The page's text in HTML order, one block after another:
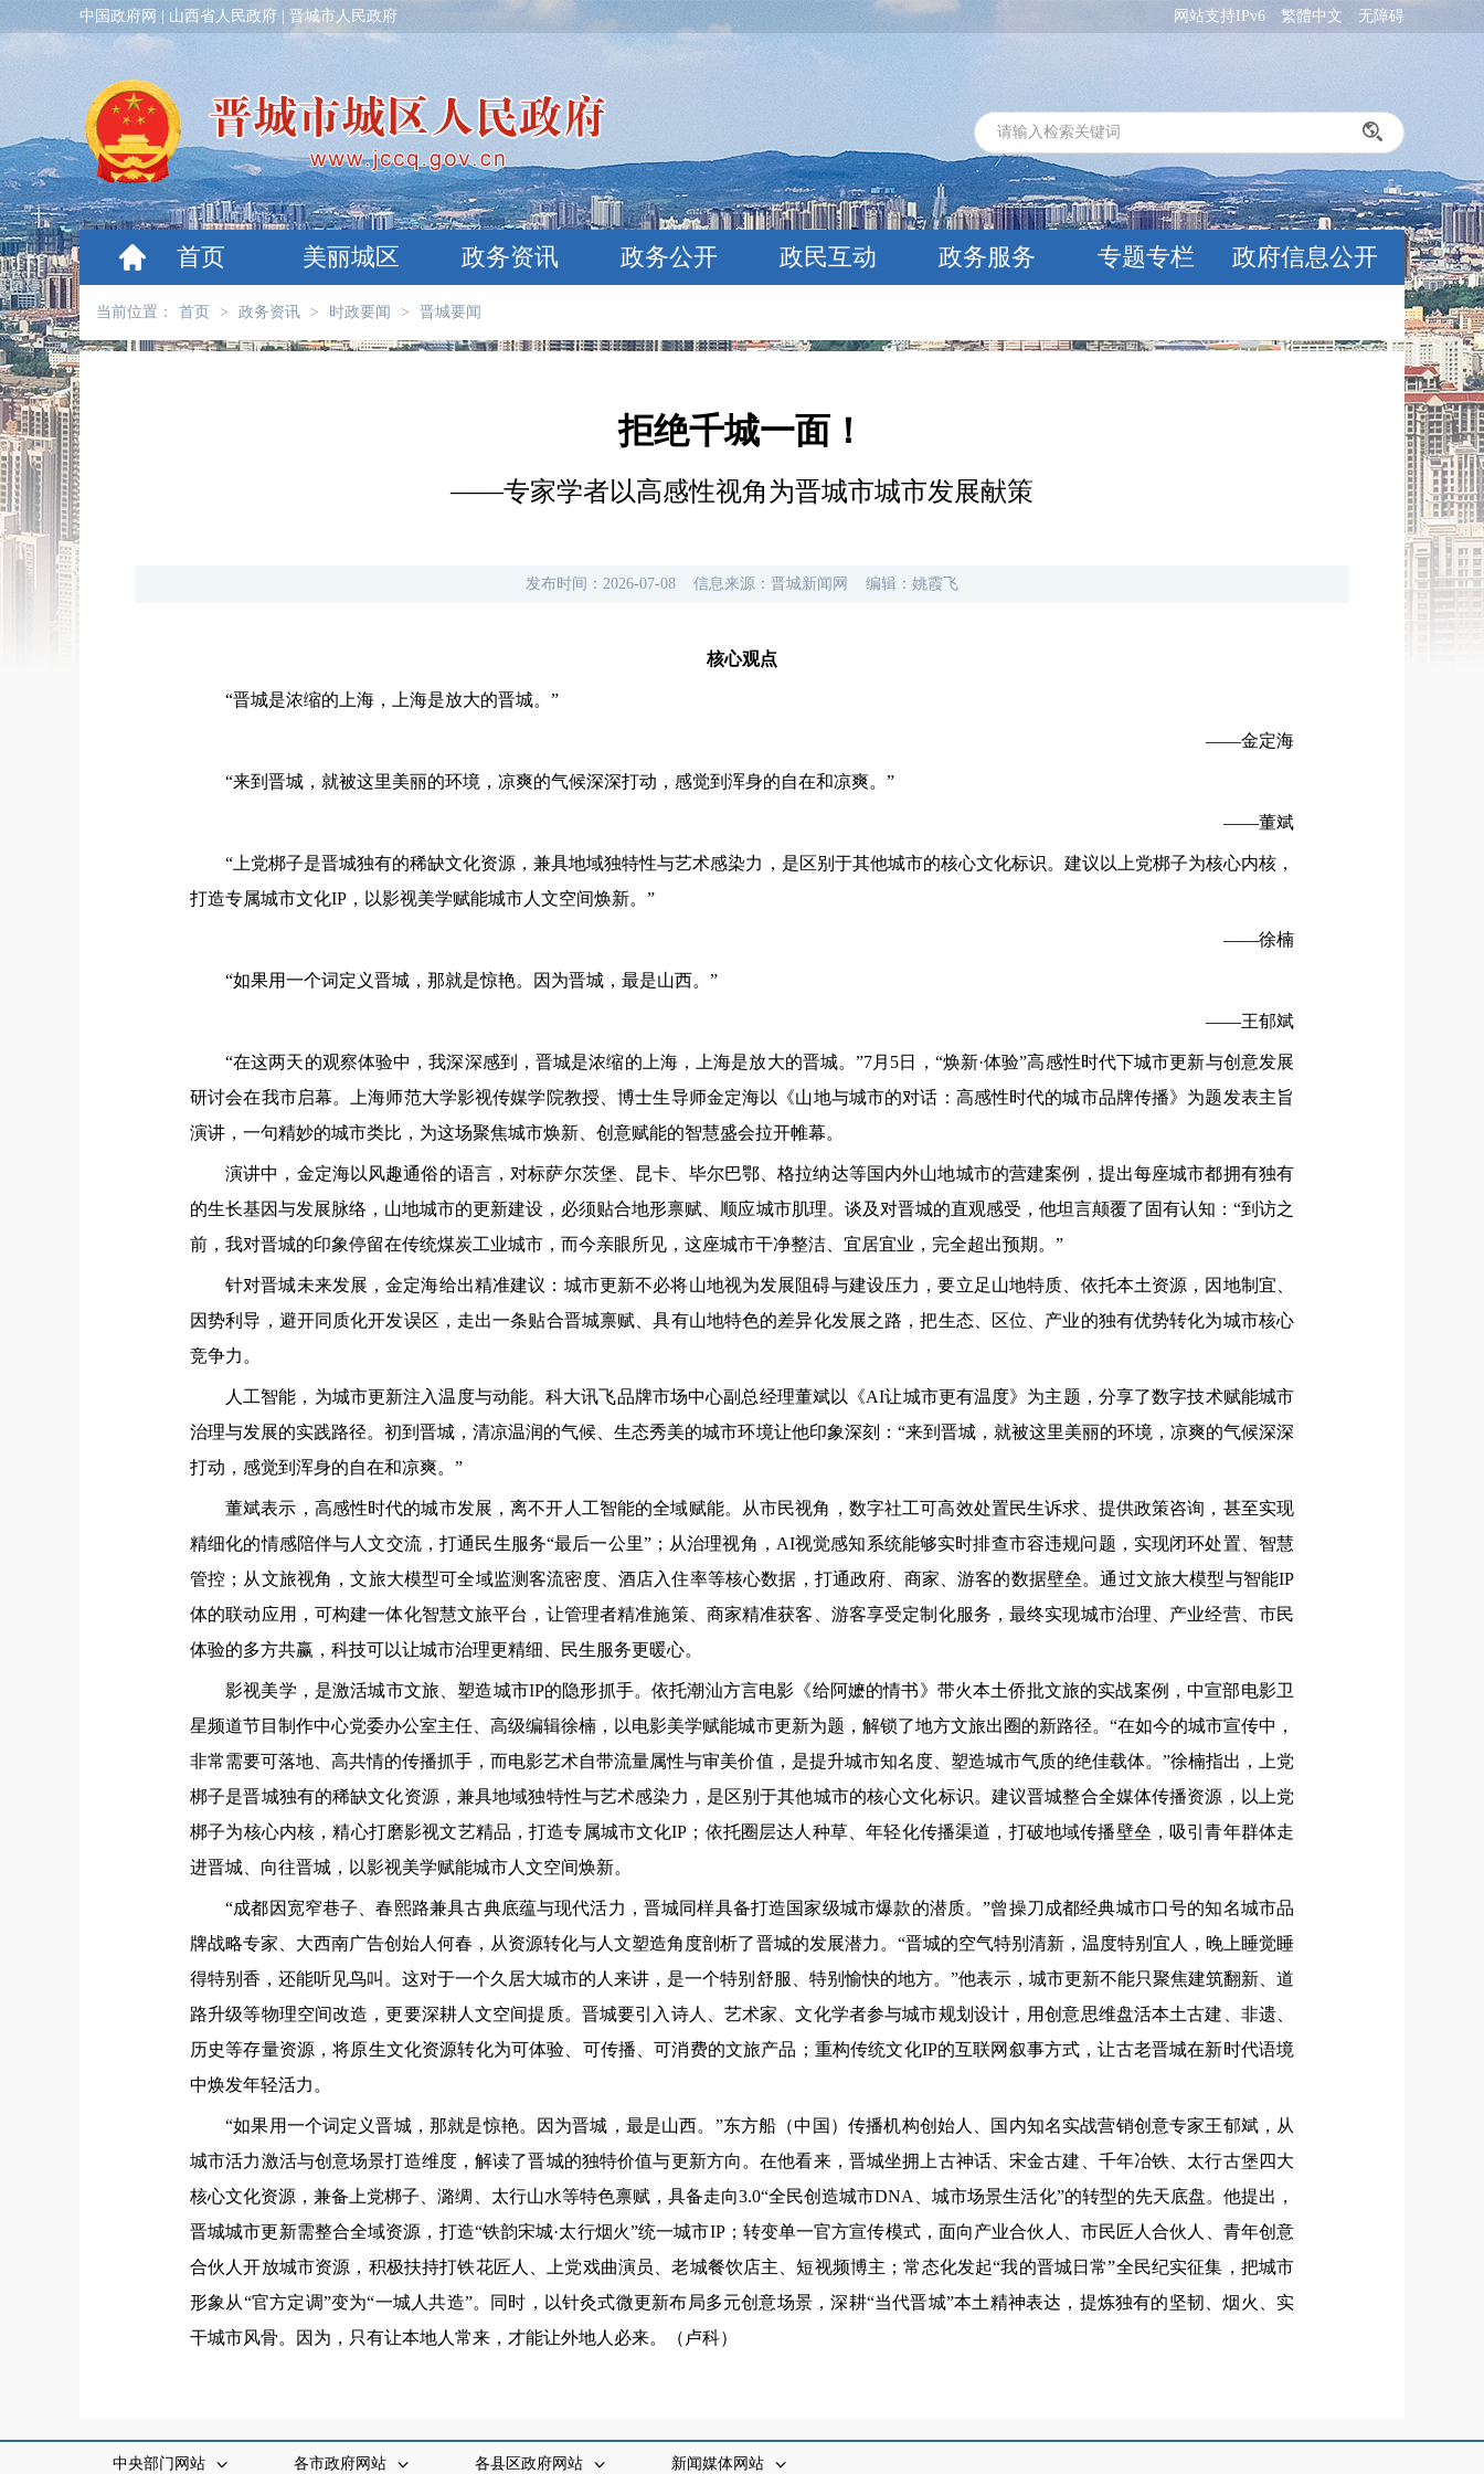
中国政府网 山西省人民政府 晋城市人民政府 网站支持IPv6 繁體中文 无障碍
首页 美丽城区 政务资讯 政务公开 政民互动 政务服务 专题专栏 政府信息公开
当前位置： 首页 > 政务资讯 > 时政要闻 > 晋城要闻
拒绝千城一面！
​——专家学者以高感性视角为晋城市城市发展献策
发布时间： 2026-07-08 信息来源： 晋城新闻网 编辑： 姚霞飞
核心观点
“晋城是浓缩的上海，上海是放大的晋城。”
——金定海
“来到晋城，就被这里美丽的环境，凉爽的气候深深打动，感觉到浑身的自在和凉爽。”
——董斌
“上党梆子是晋城独有的稀缺文化资源，兼具地域独特性与艺术感染力，是区别于其他城市的核心文化标识。建议以上党梆子为核心内核，
打造专属城市文化IP，以影视美学赋能城市人文空间焕新。”
——徐楠
“如果用一个词定义晋城，那就是惊艳。因为晋城，最是山西。”
——王郁斌
“在这两天的观察体验中，我深深感到，晋城是浓缩的上海，上海是放大的晋城。”7月5日，“焕新·体验”高感性时代下城市更新与创意发展
研讨会在我市启幕。上海师范大学影视传媒学院教授、博士生导师金定海以《山地与城市的对话：高感性时代的城市品牌传播》为题发表主旨
演讲，一句精妙的城市类比，为这场聚焦城市焕新、创意赋能的智慧盛会拉开帷幕。
演讲中，金定海以风趣通俗的语言，对标萨尔茨堡、昆卡、毕尔巴鄂、格拉纳达等国内外山地城市的营建案例，提出每座城市都拥有独有
的生长基因与发展脉络，山地城市的更新建设，必须贴合地形禀赋、顺应城市肌理。谈及对晋城的直观感受，他坦言颠覆了固有认知：“到访之
前，我对晋城的印象停留在传统煤炭工业城市，而今亲眼所见，这座城市干净整洁、宜居宜业，完全超出预期。”
针对晋城未来发展，金定海给出精准建议：城市更新不必将山地视为发展阻碍与建设压力，要立足山地特质、依托本土资源，因地制宜、
因势利导，避开同质化开发误区，走出一条贴合晋城禀赋、具有山地特色的差异化发展之路，把生态、区位、产业的独有优势转化为城市核心
竞争力。
人工智能，为城市更新注入温度与动能。科大讯飞品牌市场中心副总经理董斌以《AI让城市更有温度》为主题，分享了数字技术赋能城市
治理与发展的实践路径。初到晋城，清凉温润的气候、生态秀美的城市环境让他印象深刻：“来到晋城，就被这里美丽的环境，凉爽的气候深深
打动，感觉到浑身的自在和凉爽。”
董斌表示，高感性时代的城市发展，离不开人工智能的全域赋能。从市民视角，数字社工可高效处置民生诉求、提供政策咨询，甚至实现
精细化的情感陪伴与人文交流，打通民生服务“最后一公里”；从治理视角，AI视觉感知系统能够实时排查市容违规问题，实现闭环处置、智慧
管控；从文旅视角，文旅大模型可全域监测客流密度、酒店入住率等核心数据，打通政府、商家、游客的数据壁垒。通过文旅大模型与智能IP
体的联动应用，可构建一体化智慧文旅平台，让管理者精准施策、商家精准获客、游客享受定制化服务，最终实现城市治理、产业经营、市民
体验的多方共赢，科技可以让城市治理更精细、民生服务更暖心。
影视美学，是激活城市文旅、塑造城市IP的隐形抓手。依托潮汕方言电影《给阿嬷的情书》带火本土侨批文旅的实战案例，中宣部电影卫
星频道节目制作中心党委办公室主任、高级编辑徐楠，以电影美学赋能城市更新为题，解锁了地方文旅出圈的新路径。“在如今的城市宣传中，
非常需要可落地、高共情的传播抓手，而电影艺术自带流量属性与审美价值，是提升城市知名度、塑造城市气质的绝佳载体。”徐楠指出，上党
梆子是晋城独有的稀缺文化资源，兼具地域独特性与艺术感染力，是区别于其他城市的核心文化标识。建议晋城整合全媒体传播资源，以上党
梆子为核心内核，精心打磨影视文艺精品，打造专属城市文化IP；依托圈层达人种草、年轻化传播渠道，打破地域传播壁垒，吸引青年群体走
进晋城、向往晋城，以影视美学赋能城市人文空间焕新。
“成都因宽窄巷子、春熙路兼具古典底蕴与现代活力，晋城同样具备打造国家级城市爆款的潜质。”曾操刀成都经典城市口号的知名城市品
牌战略专家、大西南广告创始人何春，从资源转化与人文塑造角度剖析了晋城的发展潜力。“晋城的空气特别清新，温度特别宜人，晚上睡觉睡
得特别香，还能听见鸟叫。这对于一个久居大城市的人来讲，是一个特别舒服、特别愉快的地方。”他表示，城市更新不能只聚焦建筑翻新、道
路升级等物理空间改造，更要深耕人文空间提质。晋城要引入诗人、艺术家、文化学者参与城市规划设计，用创意思维盘活本土古建、非遗、
历史等存量资源，将原生文化资源转化为可体验、可传播、可消费的文旅产品；重构传统文化IP的互联网叙事方式，让古老晋城在新时代语境
中焕发年轻活力。
“如果用一个词定义晋城，那就是惊艳。因为晋城，最是山西。”东方船（中国）传播机构创始人、国内知名实战营销创意专家王郁斌，从
城市活力激活与创意场景打造维度，解读了晋城的独特价值与更新方向。在他看来，晋城坐拥上古神话、宋金古建、千年冶铁、太行古堡四大
核心文化资源，兼备上党梆子、潞绸、太行山水等特色禀赋，具备走向3.0“全民创造城市DNA、城市场景生活化”的转型的先天底盘。他提出，
晋城城市更新需整合全域资源，打造“铁韵宋城·太行烟火”统一城市IP；转变单一官方宣传模式，面向产业合伙人、市民匠人合伙人、青年创意
合伙人开放城市资源，积极扶持打铁花匠人、上党戏曲演员、老城餐饮店主、短视频博主；常态化发起“我的晋城日常”全民纪实征集，把城市
形象从“官方定调”变为“一城人共造”。同时，以针灸式微更新布局多元创意场景，深耕“当代晋城”本土精神表达，提炼独有的坚韧、烟火、实
干城市风骨。因为，只有让本地人常来，才能让外地人必来。（ 卢科）
中央部门网站 各市政府网站 各县区政府网站 新闻媒体网站